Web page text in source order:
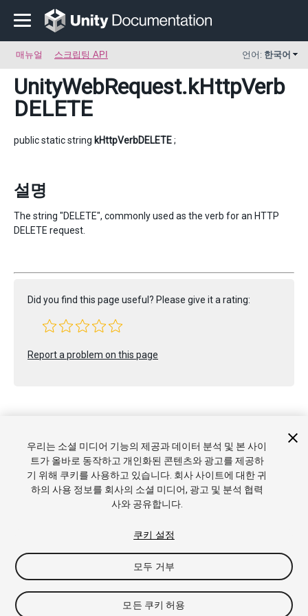
매뉴얼 스크립팅 API 언어: 한국어
UnityWebRequest.kHttpVerb
DELETE
public static string kHttpVerbDELETE;
설명
The string "DELETE", commonly used as the verb for an HTTP
DELETE request.
Did you find this page useful? Please give it a rating:
Report a problem on this page
Copyright © 2020 Unity Technologies. Publication 2019.4
튜토리얼
커뮤니티 답변 기술 자료 포럼 에셋 스토어
상표 및
이용약관
법률정보 개인정보처리방침 쿠키
내 개인정보 판매 금
쿠키 기본 설정
우리는 소셜 미디어 기능의 제공과 데이터 분석 및 본 사이
트가 올바로 동작하고 개인화된 콘텐츠와 광고를 제공하
기 위해 쿠키를 사용하고 있습니다. 회사 사이트에 대한 귀
하의 사용 정보를 회사의 소셜 미디어, 광고 및 분석 협력
사와 공유합니다.
쿠키 설정
모두 거부
모든 쿠키 허용